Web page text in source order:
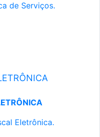
de Serviços.
Eletrônica.